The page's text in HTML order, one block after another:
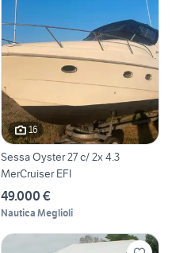
16
Sessa Oyster 27 c/ 2x 4.3
MerCruiser EFI
49.000 €
Nautica Meglioli